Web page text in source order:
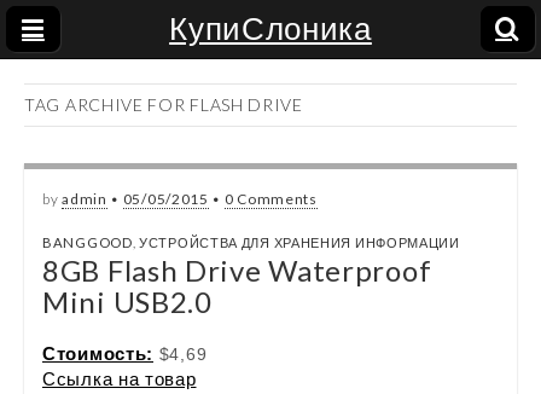
КупиСлоника
TAG ARCHIVE FOR FLASH DRIVE
byadmin • 05/05/2015 • 0 Comments
BANGGOOD ,УСТРОЙСТВА ДЛЯ ХРАНЕНИЯ ИНФОРМАЦИИ
8GB Flash Drive Waterproof
Mini USB2.0
Стоимость: $4,69
Ссылка на товар